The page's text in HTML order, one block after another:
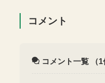
コメント
コメント一覧 （1